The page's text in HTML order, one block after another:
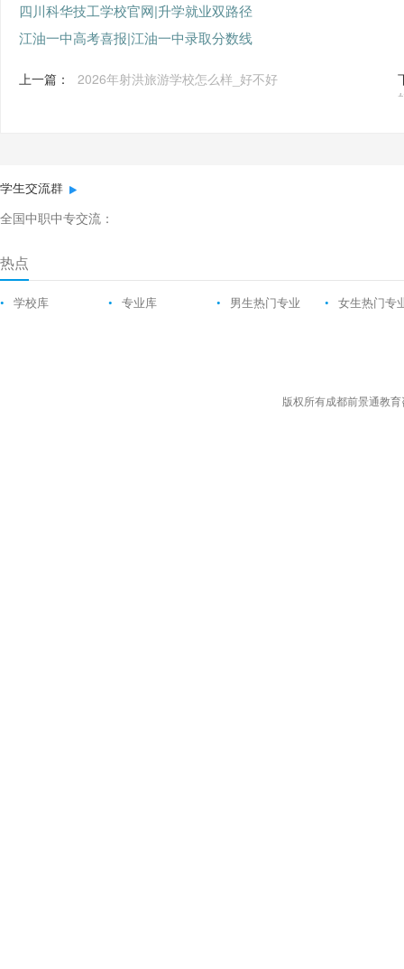
四川科华技工学校官网|升学就业双路径
江油一中高考喜报|江油一中录取分数线
上一篇： 2026年射洪旅游学校怎么样_好不好
学生交流群
全国中职中专交流：
热点
• 学校库 • 专业库 • 男生热门专业 • 女生热门专
版权所有成都前景通教